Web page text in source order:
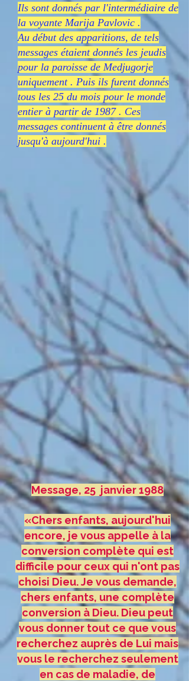
Ils sont donnés par l'intermédiaire de
la voyante Marija Pavlovic .
Au début des apparitions, de tels
messages étaient donnés les jeudis
pour la paroisse de Medjugorje
uniquement . Puis ils furent donnés
tous les 25 du mois pour le monde
entier à partir de 1987 . Ces
messages continuent à être donnés
jusqu'à aujourd'hui .
Message, 25 janvier 1988
«Chers enfants, aujourd'hui
encore, je vous appelle à la
conversion complète qui est
difficile pour ceux qui n'ont pas
choisi Dieu. Je vous demande,
chers enfants, une complète
conversion à Dieu. Dieu peut
vous donner tout ce que vous
recherchez auprès de Lui mais
vous le recherchez seulement
en cas de maladie, de